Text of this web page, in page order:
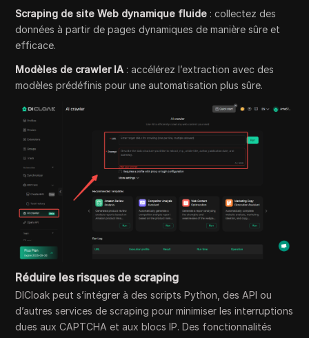
Scraping de site Web dynamique fluide : collectez des
données à partir de pages dynamiques de manière sûre et
efficace.
Modèles de crawler IA : accélérez l’extraction avec des
modèles prédéfinis pour une automatisation plus sûre.
Réduire les risques de scraping
DICloak peut s’intégrer à des scripts Python, des API ou
d’autres services de scraping pour minimiser les interruptions
dues aux CAPTCHA et aux blocs IP. Des fonctionnalités